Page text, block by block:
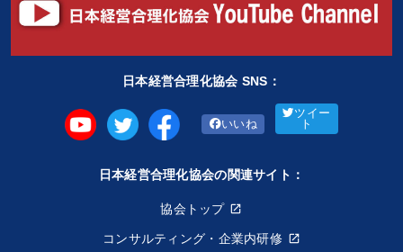
日本経営合理化協会 SNS：
いいね
ツイー
ト
日本経営合理化協会の関連サイト：
協会トップ
コンサルティング・企業内研修